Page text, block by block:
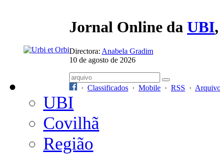
Jornal Online da UBI
Directora: Anabela Gradim
10 de agosto de 2026
· Classificados · Mobile · RSS ·
UBI
Covilhã
Região